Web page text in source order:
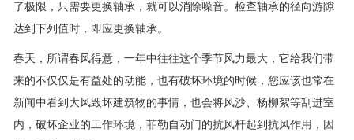
了极限，只需要更换轴承，就可以消除噪音。检查轴承的径向游隙
达到下列值时，即应更换轴承。
春天，所谓春风得意，一年中往往这个季节风力最大，它给我们带
来的不仅仅是有益处的动能，也有破坏环境的时候，您应该也常在
新闻中看到大风毁坏建筑物的事情，也会将风沙、杨柳絮等刮进室
内，破坏企业的工作环境，菲勒自动门的抗风杆起到抗风作用，因